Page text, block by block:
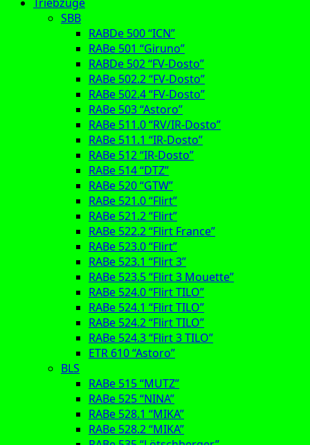
SBB
RABDe 500 “ICN”
RABe 501 “Giruno”
RABDe 502 “FV-Dosto”
RABe 502.2 “FV-Dosto”
RABe 502.4 “FV-Dosto”
RABe 503 “Astoro”
RABe 511.0 “RV/IR-Dosto”
RABe 511.1 “IR-Dosto”
RABe 512 “IR-Dosto”
RABe 514 “DTZ”
RABe 520 “GTW”
RABe 521.0 “Flirt”
RABe 521.2 “Flirt”
RABe 522.2 “Flirt France”
RABe 523.0 “Flirt”
RABe 523.1 “Flirt 3”
RABe 523.5 “Flirt 3 Mouette”
RABe 524.0 “Flirt TILO”
RABe 524.1 “Flirt TILO”
RABe 524.2 “Flirt TILO”
RABe 524.3 “Flirt 3 TILO”
ETR 610 “Astoro”
BLS
RABe 515 “MUTZ”
RABe 525 “NINA”
RABe 528.1 “MIKA”
RABe 528.2 “MIKA”